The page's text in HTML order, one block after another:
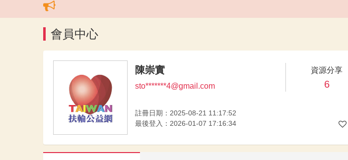
會員中心
陳崇實
sto*******4@gmail.com
註冊日期：2025-08-21 11:17:52
最後登入：2026-01-07 17:16:34
資源分享
6